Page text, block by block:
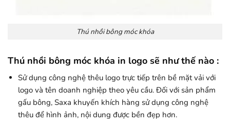
Thú nhồi bông móc khóa
Thú nhồi bông móc khóa in logo sẽ như thế nào :
Sử dụng công nghệ thêu logo trực tiếp trên bề mặt vải với
logo và tên doanh nghiệp theo yêu cầu. Đối với sản phẩm
gấu bông, Saxa khuyến khích hàng sử dụng công nghệ
thêu để hình ảnh, nội dung được bền đẹp hơn.